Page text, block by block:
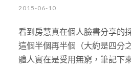
2015-06-10
看到房慧真在個人臉書分享的
這個半個再半個（大約是四分
體人實在是受用無窮，筆記下